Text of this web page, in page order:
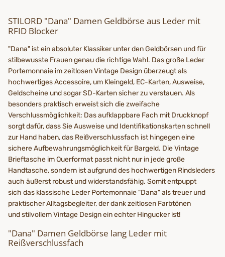
STILORD "Dana" Damen Geldbörse aus Leder mit
RFID Blocker
"Dana" ist ein absoluter Klassiker unter den Geldbörsen und für
stilbewusste Frauen genau die richtige Wahl. Das große Leder
Portemonnaie im zeitlosen Vintage Design überzeugt als
hochwertiges Accessoire, um Kleingeld, EC-Karten, Ausweise,
Geldscheine und sogar SD-Karten sicher zu verstauen. Als
besonders praktisch erweist sich die zweifache
Verschlussmöglichkeit: Das aufklappbare Fach mit Druckknopf
sorgt dafür, dass Sie Ausweise und Identifikationskarten schnell
zur Hand haben, das Reißverschlussfach ist hingegen eine
sichere Aufbewahrungsmöglichkeit für Bargeld. Die Vintage
Brieftasche im Querformat passt nicht nur in jede große
Handtasche, sondern ist aufgrund des hochwertigen Rindsleders
auch äußerst robust und widerstandsfähig. Somit entpuppt
sich das klassische Leder Portemonnaie "Dana" als treuer und
praktischer Alltagsbegleiter, der dank zeitlosen Farbtönen
und stilvollem Vintage Design ein echter Hingucker ist!
"Dana" Damen Geldbörse lang Leder mit
Reißverschlussfach